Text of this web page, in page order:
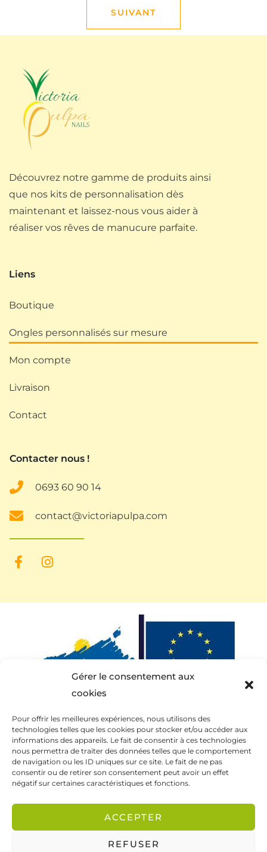
Gérer le consentement aux
cookies
Pour offrir les meilleures expériences, nous utilisons des
technologies telles que les cookies pour stocker et/ou accéder aux
informations des appareils. Le fait de consentir à ces technologies
nous permettra de traiter des données telles que le comportement
de navigation ou les ID uniques sur ce site. Le fait de ne pas
consentir ou de retirer son consentement peut avoir un effet
négatif sur certaines caractéristiques et fonctions.
ACCEPTER
REFUSER
SUIVANT
Découvrez notre gamme de produits ainsi
que nos kits de personnalisation dès
maintenant et laissez-nous vous aider à
réaliser vos rêves de manucure parfaite.
Liens
Boutique
Ongles personnalisés sur mesure
Mon compte
Livraison
Contact
Contacter nous !
069360 90 14
contact@victoriapulpa.com
dans le cadre de la réponse de l’Union européenne
à la pandémie COVID-19. L’Europe s’engage à La
Réunion.
Mentions légales Politique de confidentialité
Politique de cookies